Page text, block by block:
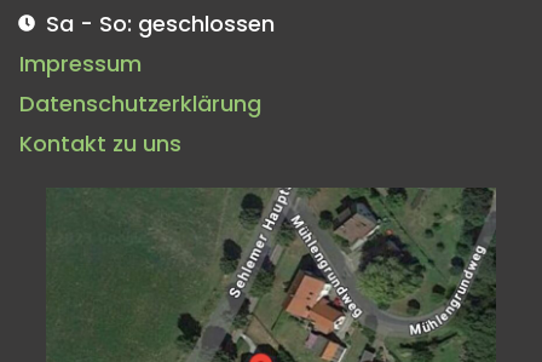
Sa - So: geschlossen
Impressum
Datenschutzerklärung
Kontakt zu uns